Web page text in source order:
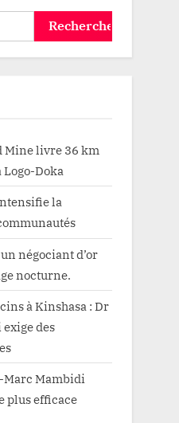
Mine livre 36 km
Logo-Doka
la
négociant d’or
nocturne.
à Kinshasa : Dr
des
Marc Mambidi
plus efficace